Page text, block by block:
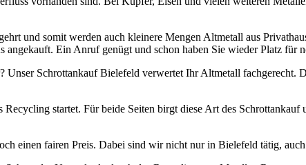
und somit werden auch kleinere Mengen Altmetall aus
angekauft. Ein Anruf genügt und schon haben Sie wieder Platz für
Schrottankauf Bielefeld verwertet Ihr Altmetall fachgerecht.
startet. Für beide Seiten birgt diese Art des
einen fairen Preis. Dabei sind wir nicht nur in Bielefeld tätig,